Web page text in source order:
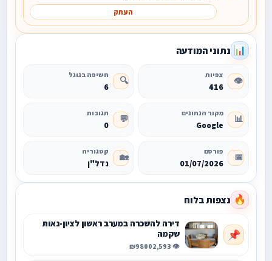
העתק
📊 נתוני המודעה
👁️ צפיות
416
🔍 חשיפה בגוגל
6
📊 מקור הנתונים
Google
💬 תגובות
0
📅 פורסם
01/07/2026
🏡 קטגוריה
נדל"ן
🔥 נצפות בלוח
📌
דירה להשכרה במערב ראשון לציון-נאות
שקמה
👁️ 2,593
₪9800